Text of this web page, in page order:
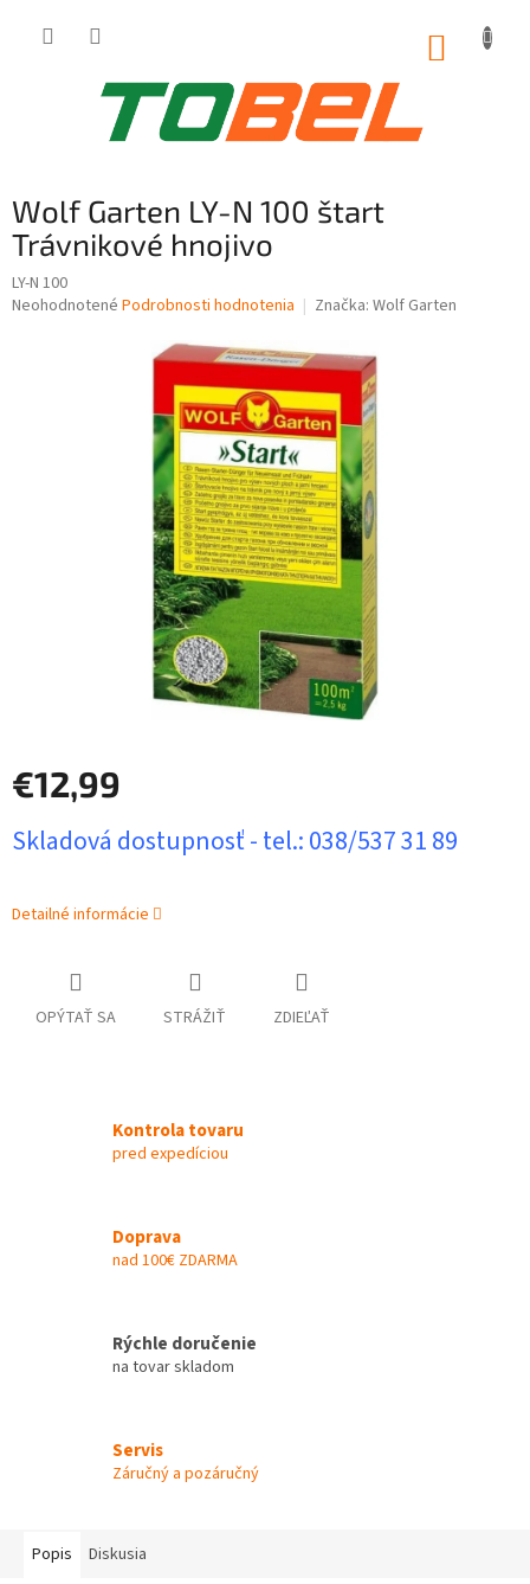
Wolf Garten LY-N 100 štart
Trávnikové hnojivo
LY-N 100
Priemerné
Neohodnotené Podrobnosti hodnotenia Značka: Wolf Garten
€12,99
cena:
Skladová dostupnosť - tel.: 038/537 31 89
Detailné informácie
OPÝTAŤ SA STRÁŽIŤ ZDIEĽAŤ
Kontrola tovaru
pred expedíciou
Doprava
nad 100€ ZDARMA
Rýchle doručenie
na tovar skladom
Servis
Záručný a pozáručný
Popis Diskusia